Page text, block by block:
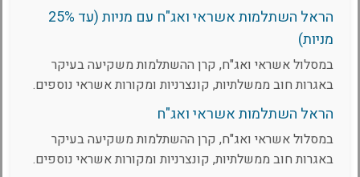
הראל השתלמות אשראי ואג"ח עם מניות (עד 25%
מניות)
במסלול אשראי ואג"ח, קרן ההשתלמות משקיעה בעיקר
באגרות חוב ממשלתיות, קונצרניות ומקורות אשראי נוספים.
הראל השתלמות אשראי ואג"ח
במסלול אשראי ואג"ח, קרן ההשתלמות משקיעה בעיקר
באגרות חוב ממשלתיות, קונצרניות ומקורות אשראי נוספים.